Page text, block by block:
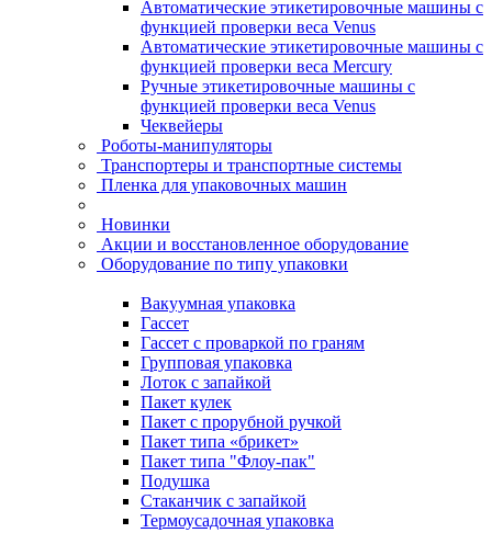
Автоматические этикетировочные машины с
функцией проверки веса Venus
Автоматические этикетировочные машины с
функцией проверки веса Mercury
Ручные этикетировочные машины с
функцией проверки веса Venus
Чеквейеры
Роботы-манипуляторы
Транспортеры и транспортные системы
Пленка для упаковочных машин
Новинки
Акции и восстановленное оборудование
Оборудование по типу упаковки
Вакуумная упаковка
Гассет
Гассет с проваркой по граням
Групповая упаковка
Лоток с запайкой
Пакет кулек
Пакет с прорубной ручкой
Пакет типа «брикет»
Пакет типа "Флоу-пак"
Подушка
Стаканчик с запайкой
Термоусадочная упаковка